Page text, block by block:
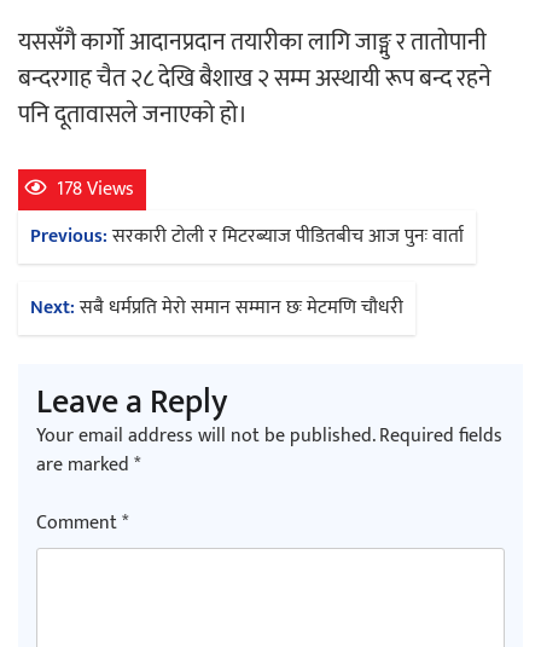
सार्वजनिक
यससँगै कार्गो आदानप्रदान तयारीका लागि जाङ्मु र तातोपानी
बन्दरगाह चैत २८ देखि बैशाख २ सम्म अस्थायी रूप बन्द रहने
पनि दूतावासले जनाएको हो।
178 Views
Post
navigation
Previous:सरकारी टोली र मिटरब्याज पीडितबीच आज पुनः वार्ता
Next:सबै धर्मप्रति मेरो समान सम्मान छः मेटमणि चौधरी
Leave a Reply
Your email address will not be published.Required fields
are marked*
Comment*